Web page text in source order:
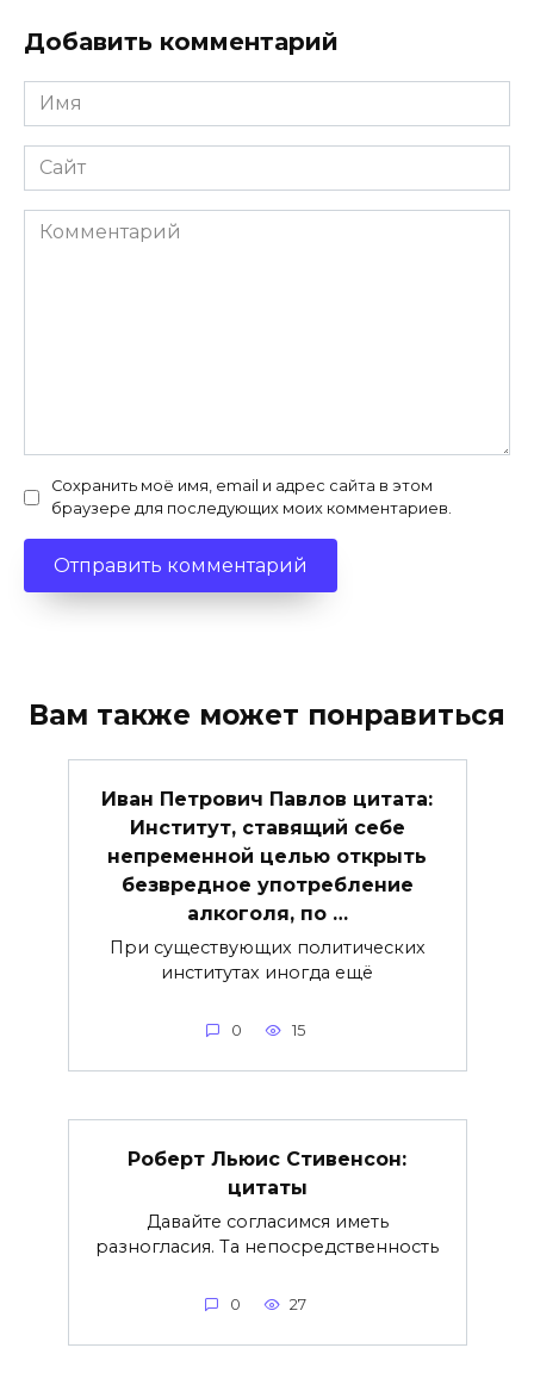
Добавить комментарий
Имя
*
Сайт
Комментарий
Сохранить моё имя, email и адрес сайта в этом
браузере для последующих моих комментариев.
Вам также может понравиться
Иван Петрович Павлов цитата:
Институт, ставящий себе
непременной целью открыть
безвредное употребление
алкоголя, по …
При существующих политических
институтах иногда ещё
0 15
Роберт Льюис Стивенсон:
цитаты
Давайте согласимся иметь
разногласия. Та непосредственность
0 27